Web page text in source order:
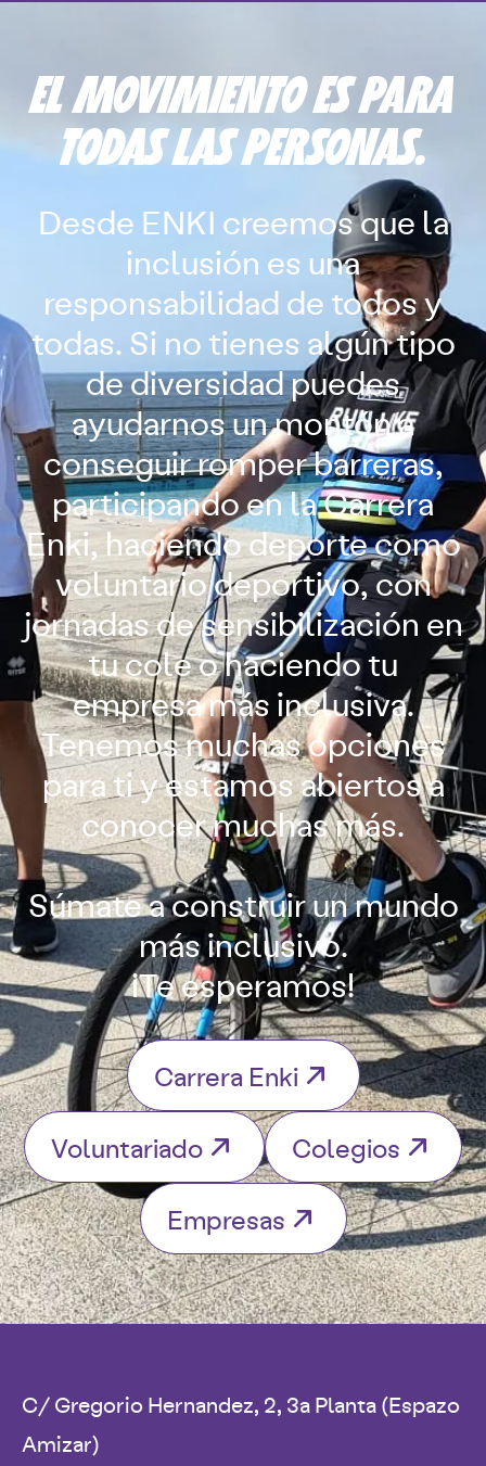
EL MOVIMIENTO ES PARA
TODAS LAS PERSONAS.
Desde ENKI creemos que la
inclusión es una
responsabilidad de todos y
todas. Si no tienes algún tipo
de diversidad puedes
ayudarnos un montón a
conseguir romper barreras,
participando en la Carrera
Enki, haciendo deporte como
voluntario deportivo, con
jornadas de sensibilización en
tu cole o haciendo tu
empresa más inclusiva.
Tenemos muchas opciones
para ti y estamos abiertos a
conocer muchas más.
Súmate a construir un mundo
más inclusivo.
¡Te esperamos!
Carrera Enki
Voluntariado Colegios
Empresas
C/ Gregorio Hernandez, 2, 3a Planta (Espazo
Amizar)